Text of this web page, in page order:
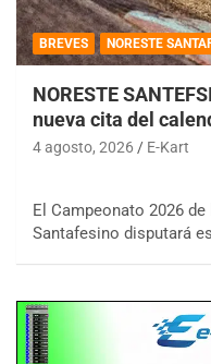
BREVES NORESTE
NORESTE
nueva cita del
4 agosto, 2026 E-Kart
El Campeonato 2026
Santafesino disputará